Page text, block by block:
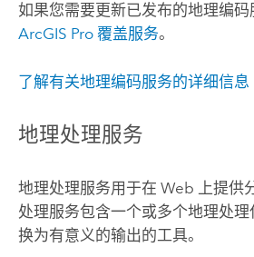
如果您需要更新已发布的地理编码
ArcGIS Pro覆盖服务。
了解有关地理编码服务的详细信息
地理处理服务
地理处理服务用于在 Web 上提供
处理服务包含一个或多个地理处
换为有意义的输出的工具。